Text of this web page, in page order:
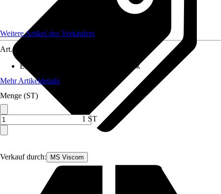
Verkauf durch: MS Viscom
Weitere Artikel des Verkäufers
Art.-Nr.
Enthaltene Elektrogeräte
Kühlschrank
Mehr Artikeldetails
Menge (ST)
1 ST